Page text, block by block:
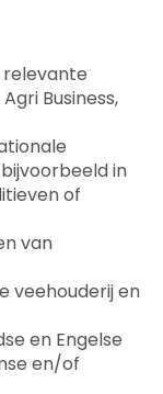
relevante
Business,
in
of
van
veehouderij en
en Engelse
en/of